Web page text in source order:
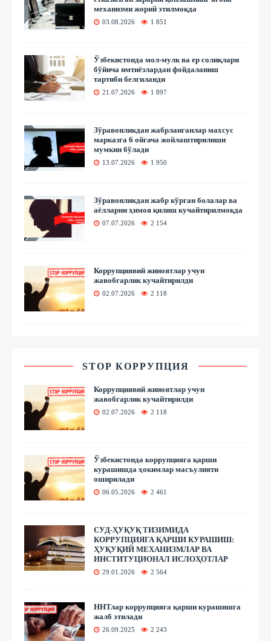
механизми жорий этилмоқда
03.08.2026 1 851
Ўзбекистонда мол-мулк ва ер солиқлари
бўйича имтиёзлардан фойдаланиш
тартиби белгиланди
21.07.2026 1 897
Зўравонликдан жабрланганлар махсус
марказга 6 ойгача жойлаштирилиши
мумкин бўлади
13.07.2026 1 950
Зўравонликдан жабр кўрган болалар ва
аёлларни ҳимоя қилиш кучайтирилмоқда
07.07.2026 2 154
Коррупциявий жиноятлар учун
жавобгарлик кучайтирилди
02.07.2026 2 118
STOP КОРРУПЦИЯ
Коррупциявий жиноятлар учун
жавобгарлик кучайтирилди
02.07.2026 2 118
Ўзбекистонда коррупцияга қарши
курашишда ҳокимлар масъулияти
оширилади
06.05.2026 2 461
СУД-ҲУҚУҚ ТИЗИМИДА
КОРРУПЦИЯГА ҚАРШИ КУРАШИШ:
ҲУҚУҚИЙ МЕХАНИЗМЛАР ВА
ИНСТИТУЦИОНАЛ ИСЛОҲОТЛАР
29.01.2026 2 564
ННТлар коррупцияга қарши курашишга
жалб этилади
26.09.2025 2 243